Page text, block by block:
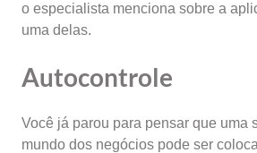
o especialista menciona sobre a
uma delas.
Autocontrole
Você já parou para pensar que uma
mundo dos negócios pode ser